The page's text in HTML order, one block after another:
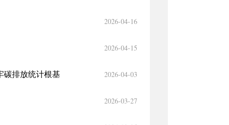
2026-04-16
2026-04-15
碳排放统计根基 2026-04-03
2026-03-27